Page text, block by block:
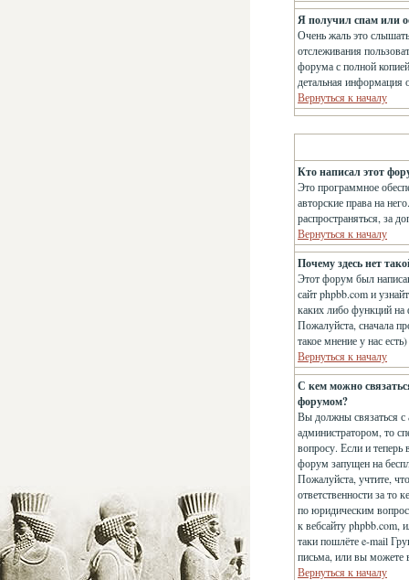
Я получил спам или
Очень жаль это
отслеживания
форума с полной
детальная информация
Вернуться к началу
Кто написал этот
Это программное
авторские права на
распространяться, за
Вернуться к началу
Почему здесь нет
Этот форум был
сайт phpbb.com и
каких либо функций
Пожалуйста, сначала
такое мнение у нас
Вернуться к началу
С кем можно
форумом?
Вы должны связаться с
администратором, то
вопросу. Если и теперь
форум запущен на
Пожалуйста, учтите,
ответственности за
по юридическим
к вебсайту phpbb.com,
таки пошлёте e-mail
письма, или вы можете
Вернуться к началу